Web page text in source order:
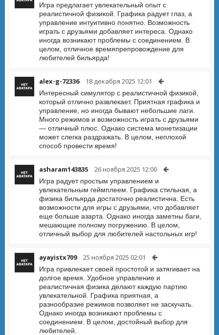
Игра предлагает увлекательный опыт с
реалистичной физикой. Графика радует глаз, а
управление интуитивно понятно. Возможность
играть с друзьями добавляет интереса. Однако
иногда возникают проблемы с соединением. В
целом, отличное времяпрепровождение для
любителей бильярда!
alex-g-72336 18 декабря 2025 12:01
Интересный симулятор с реалистичной физикой,
который отлично развлекает. Приятная графика и
управление, но иногда бывают небольшие лаги.
Много режимов и возможность играть с друзьями
— отличный плюс. Однако система монетизации
может слегка раздражать. В целом, неплохой
способ провести время!
asharam143835 26 ноября 2025 12:00
Игра радует простым управлением и
увлекательным геймплеем. Графика стильная, а
физика бильярда достаточно реалистична. Есть
возможности для игры с друзьями, что добавляет
еще больше азарта. Однако иногда заметны баги,
мешающие полному погружению. В целом,
отличный выбор для любителей настольных игр!
ayayistx709 25 ноября 2025 02:01
Игра привлекает своей простотой и затягивает на
долгое время. Удобное управление и
реалистичная физика делают каждую партию
увлекательной. Графика приятная, а
разнообразие режимов позволяет не заскучать.
Однако иногда возникают проблемы с
соединением. В целом, достойный выбор для
любителей.